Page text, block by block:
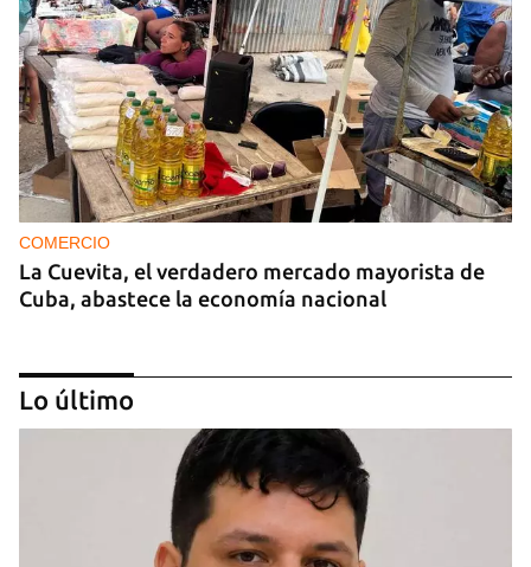
COMERCIO
La Cuevita, el verdadero mercado mayorista de
Cuba, abastece la economía nacional
Lo último